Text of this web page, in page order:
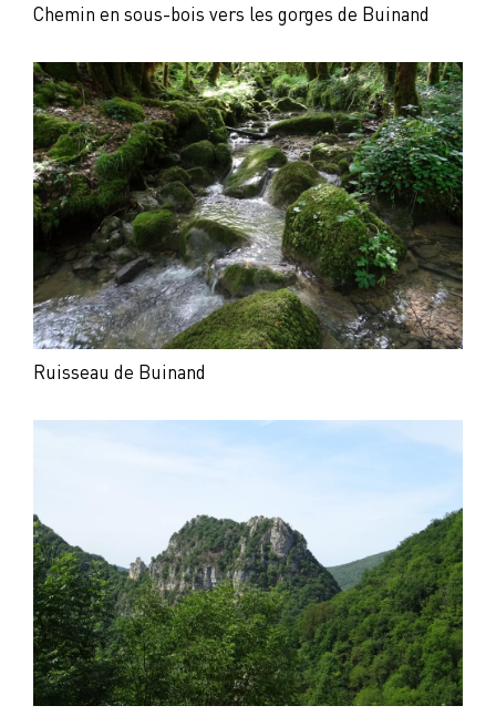
Chemin en sous-bois vers les gorges de Buinand
Ruisseau de Buinand